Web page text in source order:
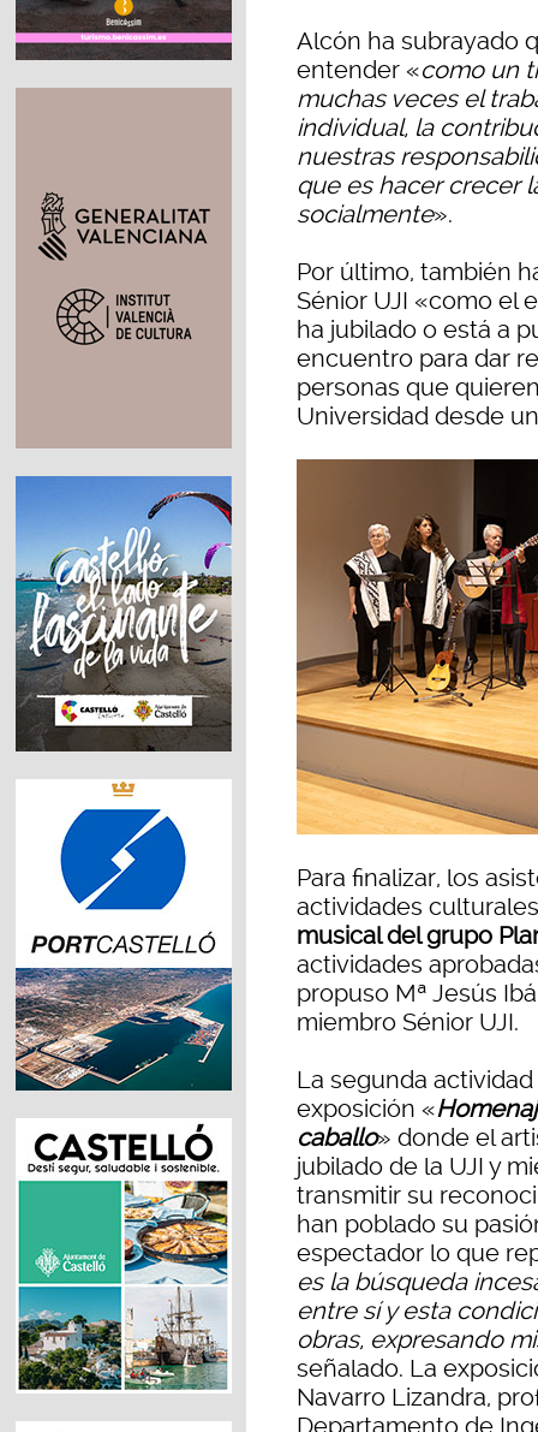
Alcón ha subrayado
entender «como un
muchas veces el
individual, la
nuestras
que es hacer crecer
socialmente».
Por último, también
Sénior UJI «como el
ha jubilado o está a
encuentro para dar
personas que
Universidad desde
Para finalizar, los
actividades
musical del grupo
actividades
propuso Mª Jesús
miembro Sénior UJI.
La segunda
exposición «
caballo» donde el
jubilado de la UJI y
transmitir su
han poblado su
espectador lo que
es la búsqueda
entre sí y esta
obras, expresando
señalado. La
Navarro Lizandra,